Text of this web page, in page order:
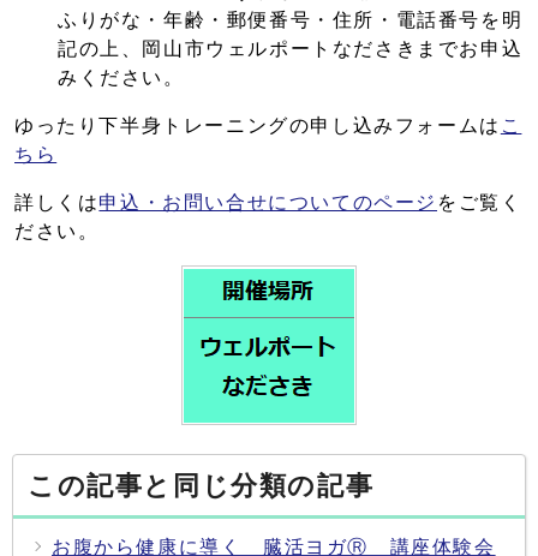
ふりがな・年齢・郵便番号・住所・電話番号を明
記の上、岡山市ウェルポートなださきまでお申込
みください。
ゆったり下半身トレーニングの申し込みフォームは こ
ちら
詳しくは申込・お問い合せについてのページ をご覧く
ださい。
この記事と同じ分類の記事
お腹から健康に導く 臓活ヨガⓇ 講座体験会